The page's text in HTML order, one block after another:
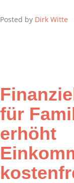
Posted by Dirk Witte
für
erhöht